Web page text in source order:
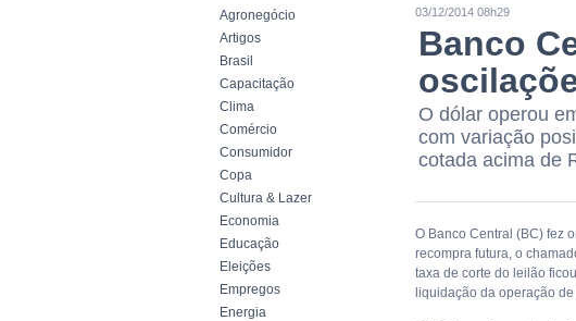
Agronegócio
Artigos
Brasil
Capacitação
Clima
Comércio
Consumidor
Copa
Cultura & Lazer
Economia
Educação
Eleições
Empregos
Energia
03/12/2014 08h29
Banco
O dólar operou
com variação
cotada acima de
O Banco Central (BC) fez
recompra futura, o
taxa de corte do leilão
liquidação da operação